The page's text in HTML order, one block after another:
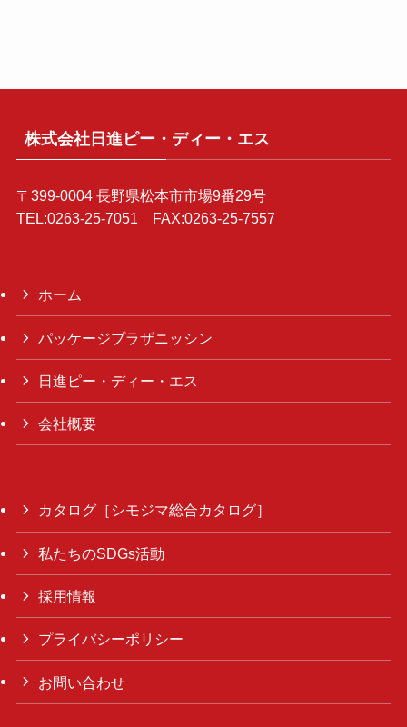
株式会社日進ピー・ディー・エス
〒399-0004 長野県松本市市場9番29号
TEL:0263-25-7051 FAX:0263-25-7557
ホーム
パッケージプラザニッシン
日進ピー・ディー・エス
会社概要
カタログ［シモジマ総合カタログ］
私たちのSDGs活動
採用情報
プライバシーポリシー
お問い合わせ